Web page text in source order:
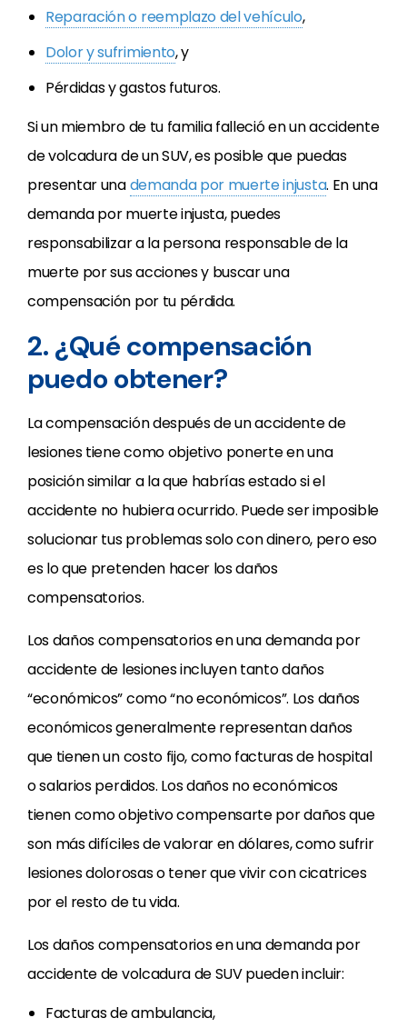
Reparación o reemplazo del vehículo,
Dolor y sufrimiento, y
Pérdidas y gastos futuros.
Si un miembro de tu familia falleció en un accidente
de volcadura de un SUV, es posible que puedas
presentar unademanda por muerte injusta. En una
demanda por muerte injusta, puedes
responsabilizar a la persona responsable de la
muerte por sus acciones y buscar una
compensación por tu pérdida.
2. ¿Qué compensación
puedo obtener?
La compensación después de un accidente de
lesiones tiene como objetivo ponerte en una
posición similar a la que habrías estado si el
accidente no hubiera ocurrido. Puede ser imposible
solucionar tus problemas solo con dinero, pero eso
es lo que pretenden hacer los daños
compensatorios.
Los daños compensatorios en una demanda por
accidente de lesiones incluyen tanto daños
“económicos” como “no económicos”. Los daños
económicos generalmente representan daños
que tienen un costo fijo, como facturas de hospital
o salarios perdidos. Los daños no económicos
tienen como objetivo compensarte por daños que
son más difíciles de valorar en dólares, como sufrir
lesiones dolorosas o tener que vivir con cicatrices
por el resto de tu vida.
Los daños compensatorios en una demanda por
accidente de volcadura de SUV pueden incluir:
Facturas de ambulancia,